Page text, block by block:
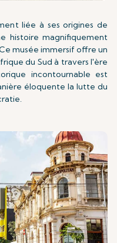
liée à ses origines de
histoire magnifiquement
musée immersif offre un
du Sud à travers l'ère
incontournable est
éloquente la lutte du